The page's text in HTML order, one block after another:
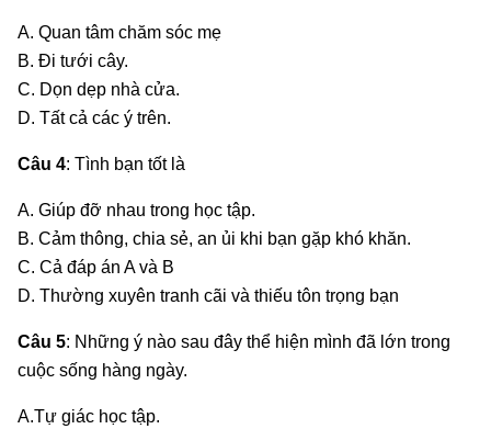
A. Quan tâm chăm sóc mẹ
B. Đi tưới cây.
C. Dọn dẹp nhà cửa.
D. Tất cả các ý trên.
Câu 4: Tình bạn tốt là
A. Giúp đỡ nhau trong học tập.
B. Cảm thông, chia sẻ, an ủi khi bạn gặp khó khăn.
C. Cả đáp án A và B
D. Thường xuyên tranh cãi và thiếu tôn trọng bạn
Câu 5: Những ý nào sau đây thể hiện mình đã lớn trong
cuộc sống hàng ngày.
A.Tự giác học tập.